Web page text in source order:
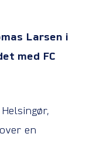
Larsen i
med FC
en